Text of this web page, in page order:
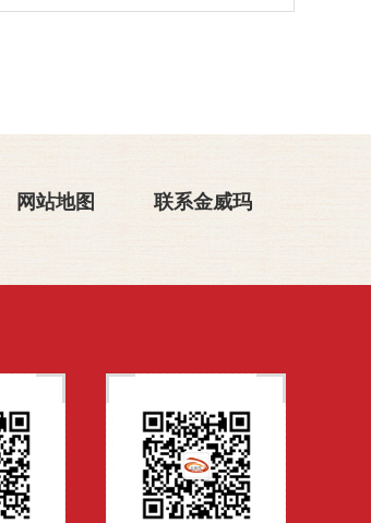
网站地图 联系金威玛